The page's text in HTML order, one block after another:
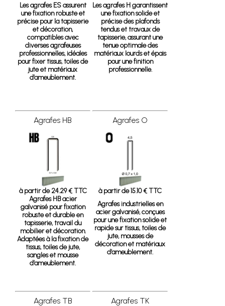
Les agrafes ES assurent
une fixation robuste et
précise pour la tapisserie
et décoration,
compatibles avec
diverses agrafeuses
professionnelles, idéales
pour fixer tissus, toiles de
jute et matériaux
d’ameublement.
Les agrafes H garantissent
une fixation solide et
précise des plafonds
tendus et travaux de
tapisserie, assurant une
tenue optimale des
matériaux lourds et épais
pour une finition
professionnelle.
Agrafes HB
à partir de 24.29 € TTC
Agrafes HB acier
galvanisé pour fixation
robuste et durable en
tapisserie, travail du
mobilier et décoration.
Adaptées à la fixation de
tissus, toiles de jute,
sangles et mousse
d’ameublement.
Agrafes O
à partir de 15.10 € TTC
Agrafes industrielles en
acier galvanisé, conçues
pour une fixation solide et
rapide sur tissus, toiles de
jute, mousses de
décoration et matériaux
d’ameublement.
Agrafes TB Agrafes TK